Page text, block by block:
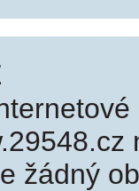
žádný